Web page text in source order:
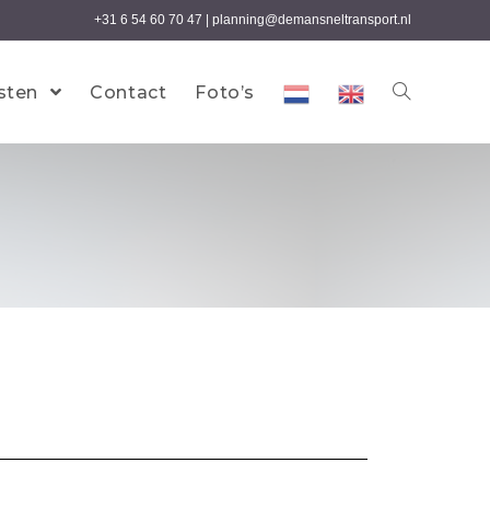
+31 6 54 60 70 47 planning@demansneltransport.nl
Contact Foto’s